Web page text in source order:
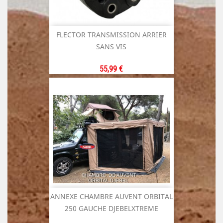
FLECTOR TRANSMISSION ARRIER
SANS VIS
Prix
55,99 €
ANNEXE CHAMBRE AUVENT ORBITAL
250 GAUCHE DJEBELXTREME